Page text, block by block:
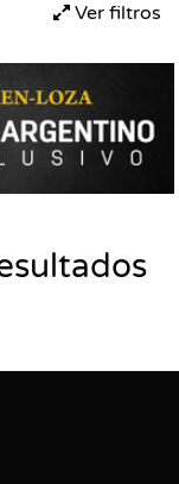
Ver filtros